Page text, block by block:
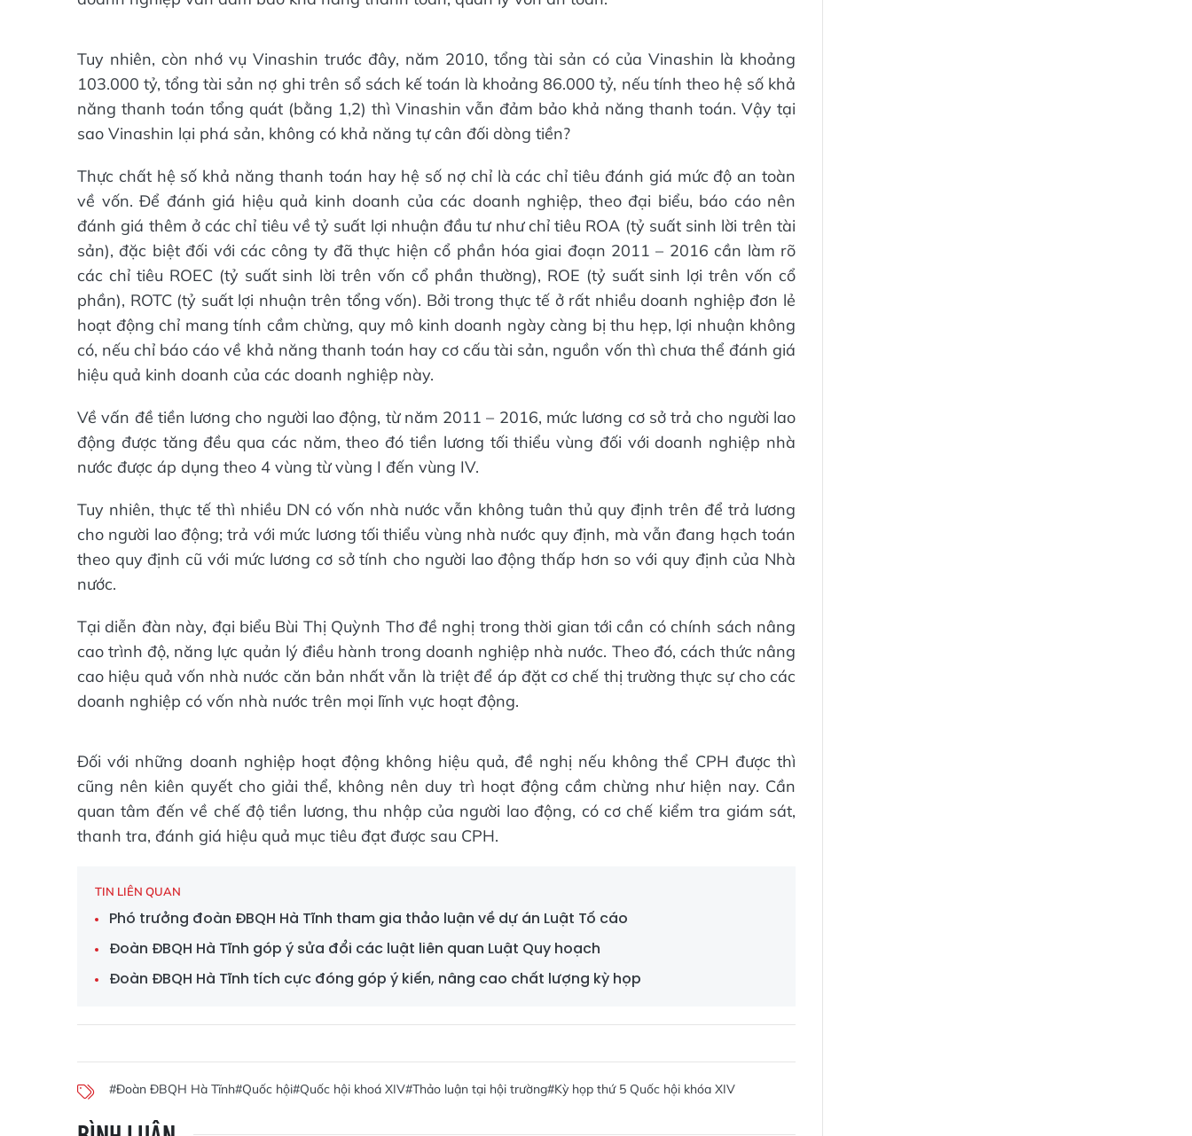
Tuy nhiên, còn nhớ vụ Vinashin trước đây, năm 2010, tổng tài sản có của Vinashin là khoảng
103.000 tỷ, tổng tài sản nợ ghi trên sổ sách kế toán là khoảng 86.000 tỷ, nếu tính theo hệ số khả
năng thanh toán tổng quát (bằng 1,2) thì Vinashin vẫn đảm bảo khả năng thanh toán. Vậy tại
sao Vinashin lại phá sản, không có khả năng tự cân đối dòng tiền?
Thực chất hệ số khả năng thanh toán hay hệ số nợ chỉ là các chỉ tiêu đánh giá mức độ an toàn
về vốn. Để đánh giá hiệu quả kinh doanh của các doanh nghiệp, theo đại biểu, báo cáo nên
đánh giá thêm ở các chỉ tiêu về tỷ suất lợi nhuận đầu tư như chỉ tiêu ROA (tỷ suất sinh lời trên tài
sản), đặc biệt đối với các công ty đã thực hiện cổ phần hóa giai đoạn 2011 – 2016 cần làm rõ
các chỉ tiêu ROEC (tỷ suất sinh lời trên vốn cổ phần thường), ROE (tỷ suất sinh lợi trên vốn cổ
phần), ROTC (tỷ suất lợi nhuận trên tổng vốn). Bởi trong thực tế ở rất nhiều doanh nghiệp đơn lẻ
hoạt động chỉ mang tính cầm chừng, quy mô kinh doanh ngày càng bị thu hẹp, lợi nhuận không
có, nếu chỉ báo cáo về khả năng thanh toán hay cơ cấu tài sản, nguồn vốn thì chưa thể đánh giá
hiệu quả kinh doanh của các doanh nghiệp này.
Về vấn đề tiền lương cho người lao động, từ năm 2011 – 2016, mức lương cơ sở trả cho người lao
động được tăng đều qua các năm, theo đó tiền lương tối thiểu vùng đối với doanh nghiệp nhà
nước được áp dụng theo 4 vùng từ vùng I đến vùng IV.
Tuy nhiên, thực tế thì nhiều DN có vốn nhà nước vẫn không tuân thủ quy định trên để trả lương
cho người lao động; trả với mức lương tối thiểu vùng nhà nước quy định, mà vẫn đang hạch toán
theo quy định cũ với mức lương cơ sở tính cho người lao động thấp hơn so với quy định của Nhà
nước.
Tại diễn đàn này, đại biểu Bùi Thị Quỳnh Thơ đề nghị trong thời gian tới cần có chính sách nâng
cao trình độ, năng lực quản lý điều hành trong doanh nghiệp nhà nước. Theo đó, cách thức nâng
cao hiệu quả vốn nhà nước căn bản nhất vẫn là triệt để áp đặt cơ chế thị trường thực sự cho các
doanh nghiệp có vốn nhà nước trên mọi lĩnh vực hoạt động.
Đối với những doanh nghiệp hoạt động không hiệu quả, đề nghị nếu không thể CPH được thì
cũng nên kiên quyết cho giải thể, không nên duy trì hoạt động cầm chừng như hiện nay. Cần
quan tâm đến về chế độ tiền lương, thu nhập của người lao động, có cơ chế kiểm tra giám sát,
thanh tra, đánh giá hiệu quả mục tiêu đạt được sau CPH.
TIN LIÊN QUAN
Phó trưởng đoàn ĐBQH Hà Tĩnh tham gia thảo luận về dự án Luật Tố cáo
Đoàn ĐBQH Hà Tĩnh góp ý sửa đổi các luật liên quan Luật Quy hoạch
Đoàn ĐBQH Hà Tĩnh tích cực đóng góp ý kiến, nâng cao chất lượng kỳ họp
#Đoàn ĐBQH Hà Tĩnh#Quốc hội#Quốc hội khoá XIV#Thảo luận tại hội trường#Kỳ họp thứ 5 Quốc hội khóa XIV